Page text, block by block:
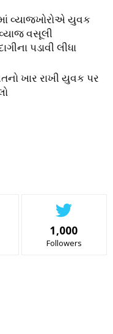
વ્યાજખોરોએ યુવક
વસૂલી
પડાવી લીધા
ખાર રાખી યુવક પર
1,000
Followers